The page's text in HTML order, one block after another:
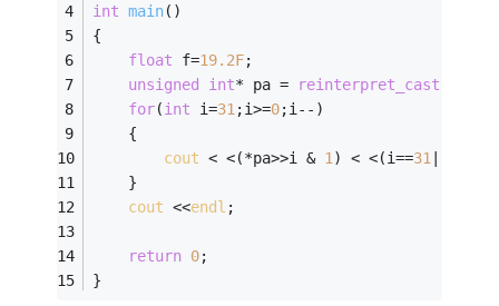
int main()
{
float f=19.2F;
unsigned
int* pa = reinterpret_cast
for(int i=31 ;i>=0;i--)
	{
cout < <(*pa>>i & 1 ) < <(i==31 ||i==
	}
cout <<endl ;
return 0;
}